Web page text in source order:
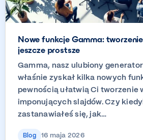
Nowe funkcje Gamma:
jeszcze prostsze
Gamma, nasz ulubiony
właśnie zyskał kilka nowych
pewnością ułatwią Ci tworzenie
imponujących slajdów. Czy
zastanawiałeś się, jak…
Blog 16 maja 2026